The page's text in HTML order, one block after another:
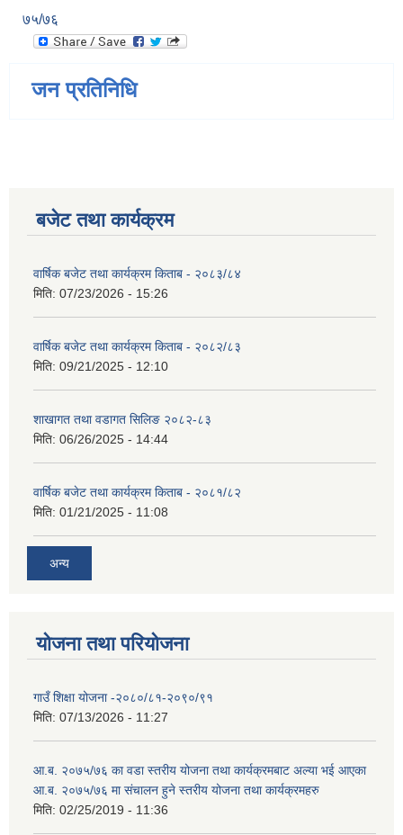
७५/७६
जन प्रतिनिधि
बजेट तथा कार्यक्रम
वार्षिक बजेट तथा कार्यक्रम किताब - २०८३/८४
मिति: 07/23/2026 - 15:26
वार्षिक बजेट तथा कार्यक्रम किताब - २०८२/८३
मिति: 09/21/2025 - 12:10
शाखागत तथा वडागत सिलिङ २०८२-८३
मिति: 06/26/2025 - 14:44
वार्षिक बजेट तथा कार्यक्रम किताब - २०८१/८२
मिति: 01/21/2025 - 11:08
अन्य
योजना तथा परियोजना
गाउँ शिक्षा योजना -२०८०/८१-२०९०/९१
मिति: 07/13/2026 - 11:27
आ.ब. २०७५/७६ का वडा स्तरीय योजना तथा कार्यक्रमबाट अल्या भई आएका
आ.ब. २०७५/७६ मा स‌ंचालन हुने स्तरीय योजना तथा कार्यक्रमहरु
मिति: 02/25/2019 - 11:36